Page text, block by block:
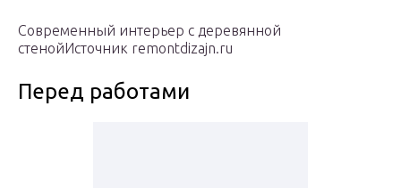
Современный интерьер с деревянной
стенойИсточник remontdizajn.ru
Перед работами